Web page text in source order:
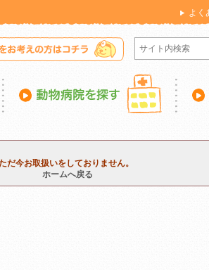
よく
だ今お取扱いをしておりません。
ホームへ戻る